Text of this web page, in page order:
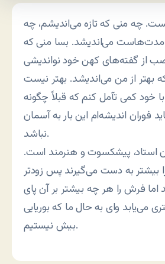
چه منی که تازه می‌اندیشم، چه
می‌اندیشد. بسا منی که
از گفته‌های کهن خود نواندیشی
بهتر از من می‌اندیشد. بهتر نیست
خود کمی تآمل کنم که قبلاً چگونه
فوران اندیشه‌ام این بار به آسمان
نباشد.
استاد، پیشکسوت و هنرمند است.
بیشتر به دست می‌گیرند پس زودتر
فرش را هر چه بیشتر بر آن پای
می‌یابد وای به حال ما که بوریایی
بیش نیستیم.